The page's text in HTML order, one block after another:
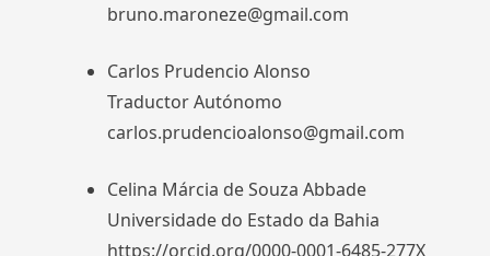
bruno.maroneze@gmail.com
Carlos Prudencio Alonso
Traductor Autónomo
carlos.prudencioalonso@gmail.com
Celina Márcia de Souza Abbade
Universidade do Estado da Bahia
https://orcid.org/0000-0001-6485-277X